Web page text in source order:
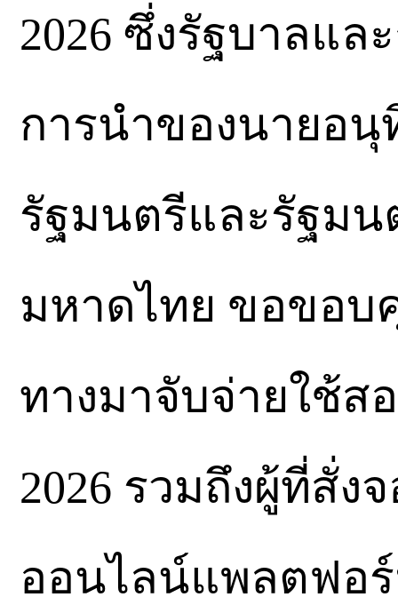
2026 ซึ่งรัฐบาลแล
การนำของนายอ
รัฐมนตรีและรัฐมน
มหาดไทย ขอขอบ
ทางมาจับจ่ายใช้ส
2026 รวมถึงผู้ที่สั่
ออนไลน์แพลตฟอ